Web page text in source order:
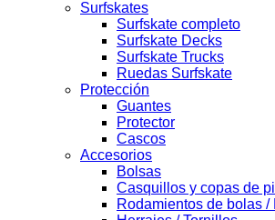
Surfskates
Surfskate completo
Surfskate Decks
Surfskate Trucks
Ruedas Surfskate
Protección
Guantes
Protector
Cascos
Accesorios
Bolsas
Casquillos y copas de
Rodamientos de bolas /